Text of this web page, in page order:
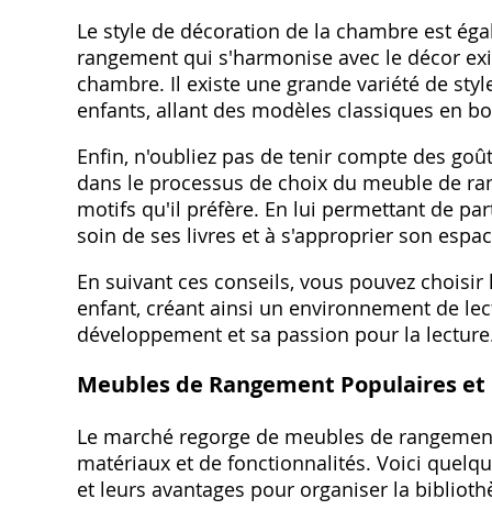
Le style de décoration de la chambre est
rangement qui s'harmonise avec le décor
chambre. Il existe une grande variété de
enfants, allant des modèles classiques en
Enfin, n'oubliez pas de tenir compte des
dans le processus de choix du meuble de
motifs qu'il préfère. En lui permettant de
soin de ses livres et à s'approprier son
En suivant ces conseils, vous pouvez
enfant, créant ainsi un environnement de
développement et sa passion pour la
Meubles de Rangement Populaires
Le marché regorge de meubles de
matériaux et de fonctionnalités. Voici
et leurs avantages pour organiser la